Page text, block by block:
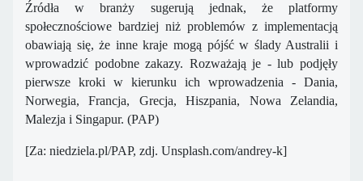
Źródła w branży sugerują jednak, że platformy
społecznościowe bardziej niż problemów z implementacją
obawiają się, że inne kraje mogą pójść w ślady Australii i
wprowadzić podobne zakazy. Rozważają je - lub podjęły
pierwsze kroki w kierunku ich wprowadzenia - Dania,
Norwegia, Francja, Grecja, Hiszpania, Nowa Zelandia,
Malezja i Singapur. (PAP)
[Za: niedziela.pl/PAP, zdj. Unsplash.com/andrey-k]